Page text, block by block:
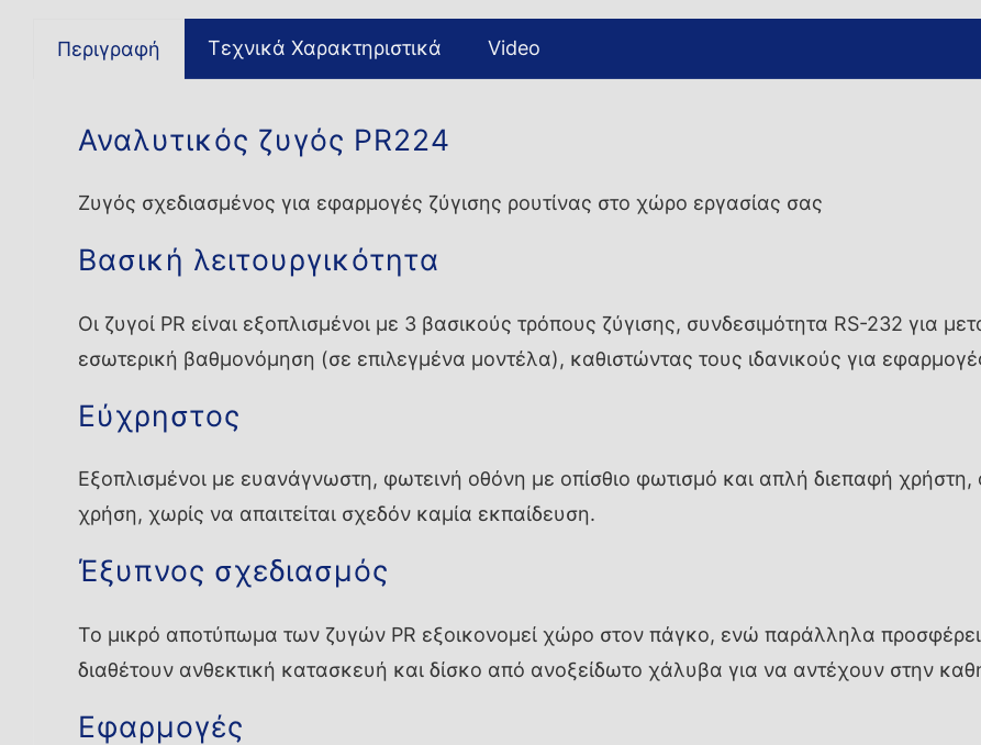
Περιγραφή Τεχνικά Χαρακτηριστικά Video
Αναλυτικός ζυγός PR224
Ζυγός σχεδιασμένος για εφαρμογές ζύγισης ρουτίνας στο χώρο εργασίας σας
Βασική λειτουργικότητα
Οι ζυγοί PR είναι εξοπλισμένοι με 3 βασικούς τρόπους ζύγισης, συνδεσιμότητα RS-232 για
εσωτερική βαθμονόμηση (σε επιλεγμένα μοντέλα), καθιστώντας τους ιδανικούς για
Εύχρηστος
Εξοπλισμένοι με ευανάγνωστη, φωτεινή οθόνη με οπίσθιο φωτισμό και απλή διεπαφή χρήστη,
χρήση, χωρίς να απαιτείται σχεδόν καμία εκπαίδευση.
Έξυπνος σχεδιασμός
Το μικρό αποτύπωμα των ζυγών PR εξοικονομεί χώρο στον πάγκο, ενώ παράλληλα προσφέρει
διαθέτουν ανθεκτική κατασκευή και δίσκο από ανοξείδωτο χάλυβα για να αντέχουν στην
Εφαρμογές